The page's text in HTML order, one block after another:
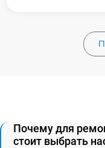
Почему для
стоит выбрать